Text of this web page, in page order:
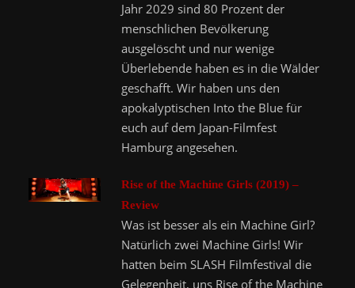
Jahr 2029 sind 80 Prozent der
menschlichen Bevölkerung
ausgelöscht und nur wenige
Überlebende haben es in die Wälder
geschafft. Wir haben uns den
apokalyptischen Into the Blue für
euch auf dem Japan-Filmfest
Hamburg angesehen.
Rise of the Machine Girls (2019) –
Review
Was ist besser als ein Machine Girl?
Natürlich zwei Machine Girls! Wir
hatten beim SLASH Filmfestival die
Gelegenheit, uns Rise of the Machine